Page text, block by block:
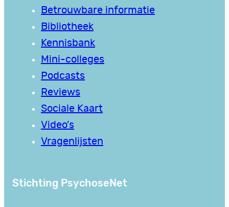
Betrouwbare informatie
Bibliotheek
Kennisbank
Mini-colleges
Podcasts
Reviews
Sociale Kaart
Video’s
Vragenlijsten
Stichting PsychoseNet